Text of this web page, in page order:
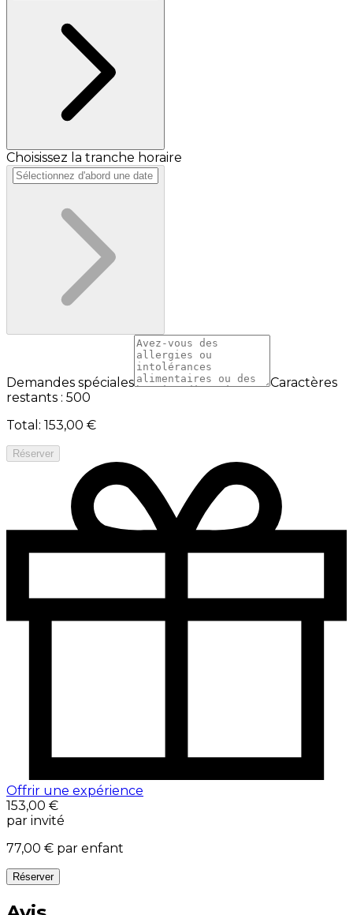
Choisissez la tranche horaire
Demandes spéciales
Caractères
restants : 500
Total : 153,00 €
Réserver
Offrir une expérience
153,00 €
par invité
77,00 € par enfant
Réserver